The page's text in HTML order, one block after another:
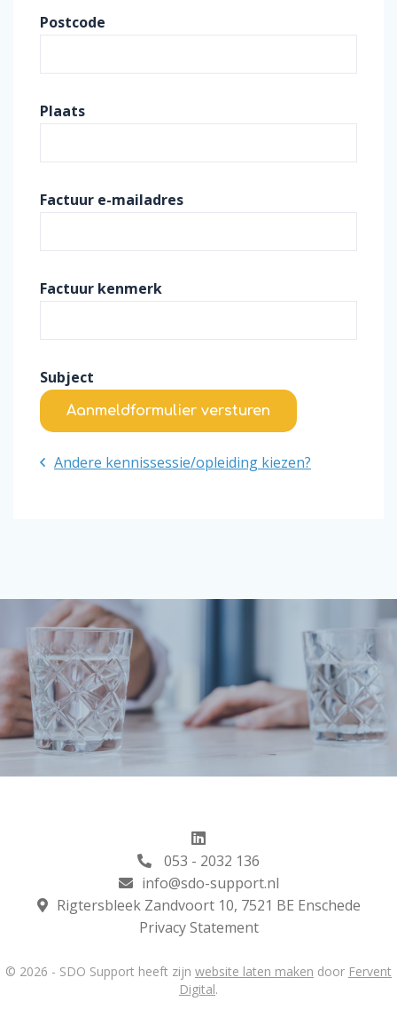
Postcode
Plaats
Factuur e-mailadres
Factuur kenmerk
Subject
Aanmeldformulier versturen
Andere kennissessie/opleiding kiezen?
053 - 2032 136
info@sdo-support.nl
Rigtersbleek Zandvoort 10, 7521 BE Enschede
Privacy Statement
© 2026 - SDO Support heeft zijn website laten maken door Fervent
Digital.